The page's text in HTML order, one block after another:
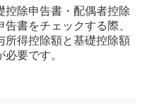
除申告書・配偶者控除
書をチェックする際、
所得控除額と基礎控除額
要です。